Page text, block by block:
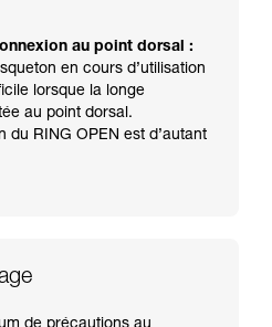
au point dorsal :
en cours d’utilisation
lorsque la longe
au point dorsal.
du RING OPEN est d’autant